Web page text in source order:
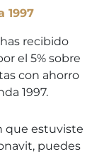
1997
has recibido
el 5% sobre
con ahorro
1997.
que estuviste
puedes